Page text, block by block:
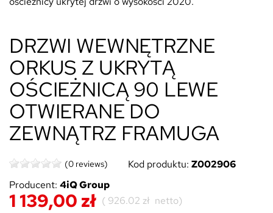
DRZWI WEWNĘTRZNE
ORKUS Z UKRYTĄ
OŚCIEŻNICĄ 90 LEWE
OTWIERANE DO
ZEWNĄTRZ FRAMUGA
(0 reviews) Kod produktu: Z002906
Producent: 4iQ Group
1 139,00 zł ( 926.02 zł netto)